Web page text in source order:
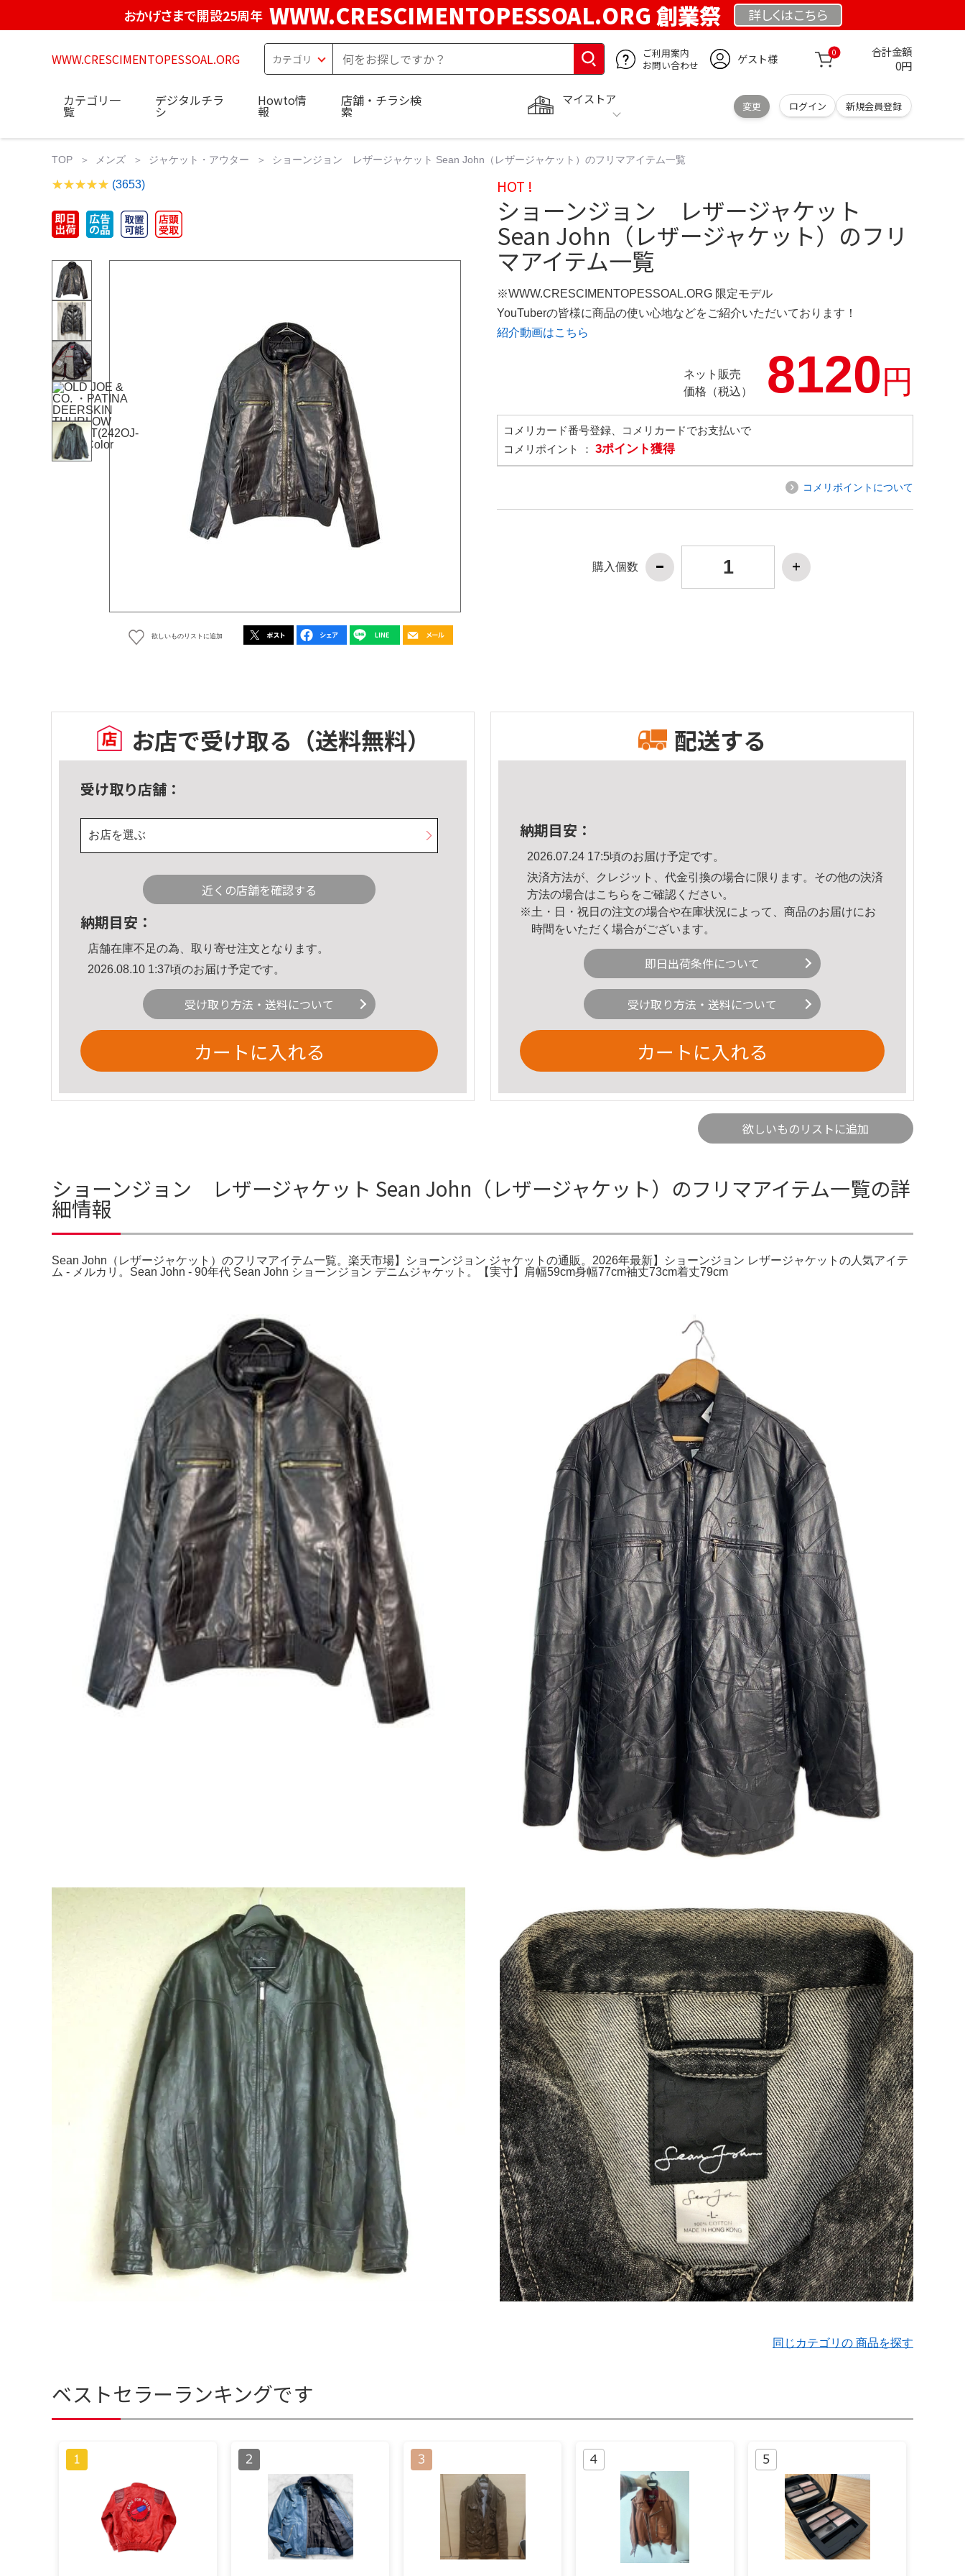
おかげさまで開設25周年 WWW.CRESCIMENTOPESSOAL.ORG 創業祭 詳しくはこちら
WWW.CRESCIMENTOPESSOAL.ORG
ご利用案内
お問い合わせ
ゲスト様 0 合計金額
0円
マイストア
変更 ログイン 新規会員登録
カテゴリ一
覧
デジタルチラ
シ
Howto情
報
店舗・チラシ検
索
TOP メンズ ジャケット・アウター ショーンジョン レザージャケット Sean John（レザージャケット）のフリマアイテム一覧
(3653)
欲しいものリストに追加
HOT !
ショーンジョン レザージャケット
Sean John（レザージャケット）のフリ
マアイテム一覧
※WWW.CRESCIMENTOPESSOAL.ORG 限定モデル
YouTuberの皆様に商品の使い心地などをご紹介いただいております！
紹介動画はこちら
ネット販売
価格（税込）
8120円
コメリカード番号登録、コメリカードでお支払いで
コメリポイント ： 3ポイント獲得
コメリポイントについて
購入個数
お店で受け取る （送料無料）
受け取り店舗：
お店を選ぶ
近くの店舗を確認する
納期目安：
店舗在庫不足の為、取り寄せ注文となります。
2026.08.10 1:37頃のお届け予定です。
受け取り方法・送料について
カートに入れる
配送する
納期目安：
2026.07.24 17:5頃のお届け予定です。
決済方法が、クレジット、代金引換の場合に限ります。その他の決済
方法の場合はこちら をご確認ください。
※土・日・祝日の注文の場合や在庫状況によって、商品のお届けにお
時間をいただく場合がございます。
即日出荷条件について
受け取り方法・送料について
カートに入れる
欲しいものリストに追加
ショーンジョン レザージャケット Sean John（レザージャケット）のフリマアイテム一覧の詳
細情報
Sean John（レザージャケット）のフリマアイテム一覧。楽天市場】ショーンジョン ジャケットの通販。2026年最新】ショーンジョン レザージャケットの人気アイテ
ム - メルカリ。Sean John - 90年代 Sean John ショーンジョン デニムジャケット。【実寸】肩幅59cm身幅77cm袖丈73cm着丈79cm
同じカテゴリの 商品を探す
ベストセラーランキングです